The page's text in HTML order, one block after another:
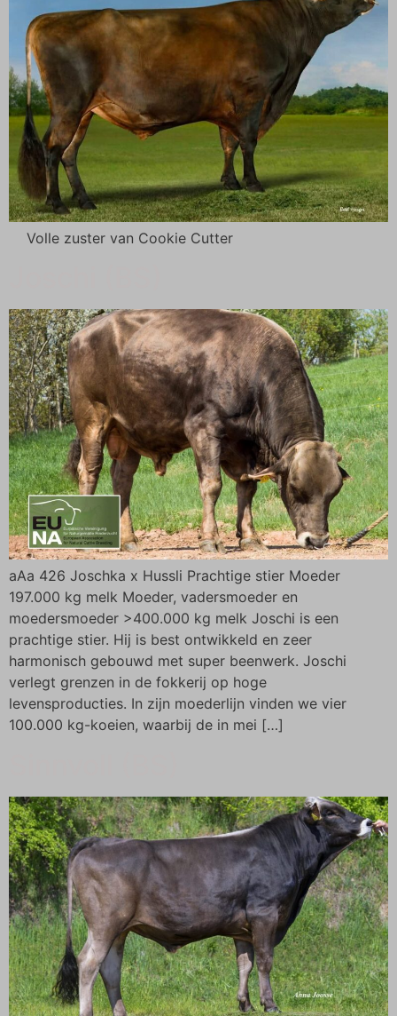
Volle zuster van Cookie Cutter
aAa 426 Joschka x Hussli Prachtige stier Moeder
197.000 kg melk Moeder, vadersmoeder en
moedersmoeder >400.000 kg melk Joschi is een
prachtige stier. Hij is best ontwikkeld en zeer
harmonisch gebouwd met super beenwerk. Joschi
verlegt grenzen in de fokkerij op hoge
levensproducties. In zijn moederlijn vinden we vier
100.000 kg-koeien, waarbij de in mei […]